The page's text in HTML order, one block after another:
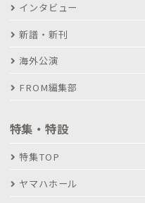
インタビュー
新譜・新刊
海外公演
FROM編集部
特集・特設
特集TOP
ヤマハホール